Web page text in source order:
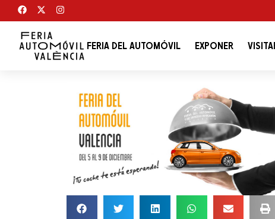
FERIA DEL AUTOMÓVIL EXPONER